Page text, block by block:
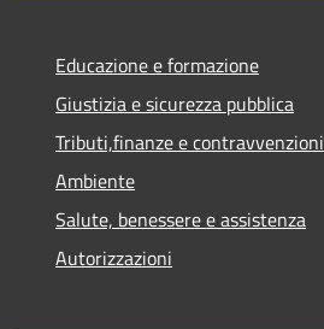
Educazione e formazione
Giustizia e sicurezza pubblica
Tributi,finanze e contravvenzioni
Ambiente
Salute, benessere e assistenza
Autorizzazioni